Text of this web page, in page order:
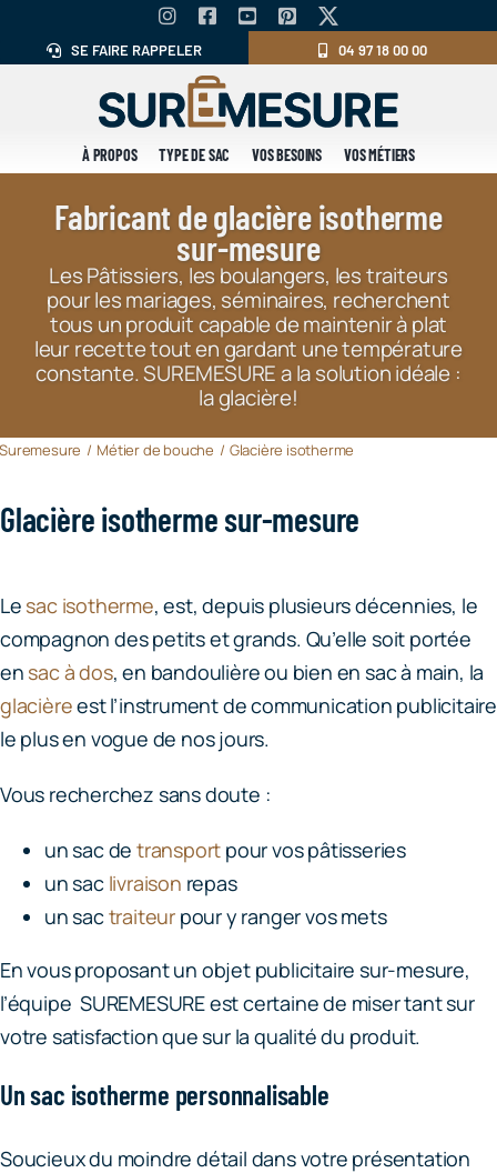
SE FAIRE RAPPELER 04 97 18 00 00
À PROPOS TYPE DE SAC VOS BESOINS VOS MÉTIERS
Fabricant de glacière isotherme
sur-mesure
Les Pâtissiers, les boulangers, les traiteurs
pour les mariages, séminaires, recherchent
tous un produit capable de maintenir à plat
leur recette tout en gardant une température
constante. SUREMESURE a la solution idéale :
la glacière!
Suremesure Métier de bouche Glacière isotherme
Glacière isotherme sur-mesure
Le sac isotherme, est, depuis plusieurs décennies, le
compagnon des petits et grands. Qu’elle soit portée
en sac à dos, en bandoulière ou bien en sac à main, la
glacièreest l’instrument de communication publicitaire
le plus en vogue de nos jours.
Vous recherchez sans doute :
un sac detransport pour vos pâtisseries
un sac livraison repas
un sactraiteur pour y ranger vos mets
En vous proposant un objet publicitaire sur-mesure,
l’équipe SUREMESURE est certaine de miser tant sur
votre satisfaction que sur la qualité du produit.
Un sac isotherme personnalisable
Soucieux du moindre détail dans votre présentation